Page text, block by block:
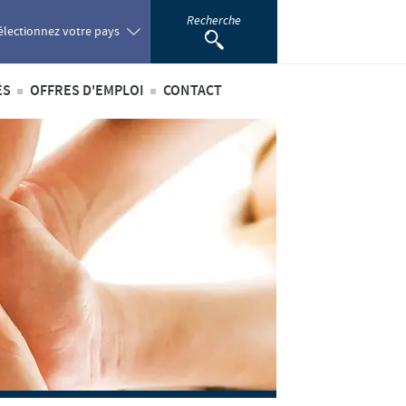
votre pays
Portugal
Africa
Spain
Recherche
internationales
au sein du Benelux
OFFRES D'EMPLOI
Offres d'emploi internationales
Offres d'emploi au sein du Benelux
CONTACT